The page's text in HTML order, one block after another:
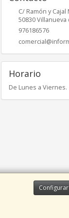
Configurar
C/ Ramón y Cajal
50830Villanueva
976186576
Horario
De Lunes a Viernes.